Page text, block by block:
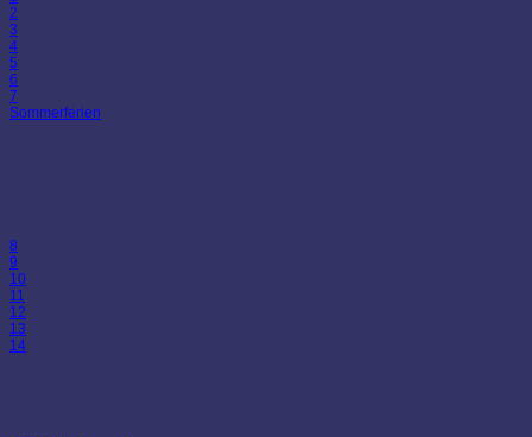
2
3
4
5
6
7
Sommerferien
8
9
10
11
12
13
14